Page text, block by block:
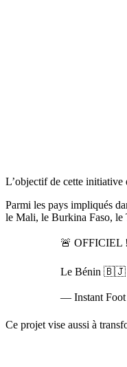
L’objectif de cette initiative
Parmi les pays impliqués
le Mali, le Burkina Faso, le
🚨 OFFICIEL
Le Bénin 🇧🇯 a
— Instant Foot
Ce projet vise aussi à